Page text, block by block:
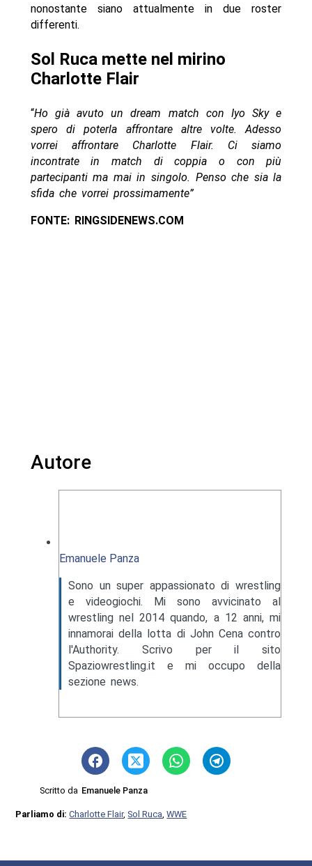
nonostante siano attualmente in due roster
differenti.
Sol Ruca mette nel mirino
Charlotte Flair
“Ho già avuto un dream match con Iyo Sky e
spero di poterla affrontare altre volte. Adesso
vorrei affrontare Charlotte Flair. Ci siamo
incontrate in match di coppia o con più
partecipanti ma mai in singolo. Penso che sia la
sfida che vorrei prossimamente”
FONTE: RINGSIDENEWS.COM
Autore
Emanuele Panza
Sono un super appassionato di wrestling
e videogiochi. Mi sono avvicinato al
wrestling nel 2014 quando, a 12 anni, mi
innamorai della lotta di John Cena contro
l'Authority. Scrivo per il sito
Spaziowrestling.it e mi occupo della
sezione news.
Scritto da Emanuele Panza
Parliamo di:Charlotte Flair,Sol Ruca ,WWE